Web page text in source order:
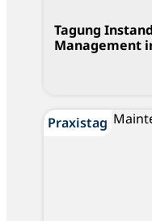
Tagung
Management
Praxistag